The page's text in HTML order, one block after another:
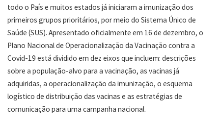
todo o País e muitos estados já iniciaram a imunização dos
primeiros grupos prioritários, por meio do Sistema Único de
Saúde (SUS). Apresentado oficialmente em 16 de dezembro, o
Plano Nacional de Operacionalização da Vacinação contra a
Covid-19 está dividido em dez eixos que incluem: descrições
sobre a população-alvo para a vacinação, as vacinas já
adquiridas, a operacionalização da imunização, o esquema
logístico de distribuição das vacinas e as estratégias de
comunicação para uma campanha nacional.